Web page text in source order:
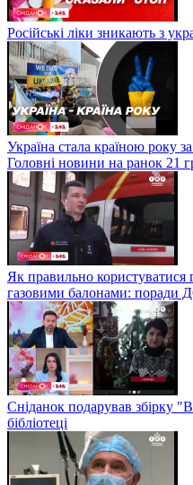
Російські ліки зникають з
Україна стала країною року
Головні новини на ранок 21
Як правильно користуватися
газовими балонами: поради
Сніданок подарував збірку
бібліотеці